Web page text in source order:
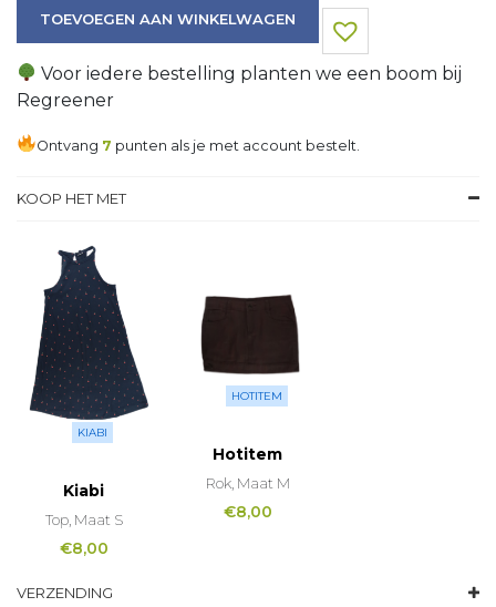
TOEVOEGEN AAN WINKELWAGEN
Voor iedere bestelling planten we een boom bij
Regreener
Ontvang 7 punten als je met account bestelt.
KOOP HET MET
KIABI
Kiabi
Top, Maat S
€8,00
HOTITEM
Hotitem
Rok, Maat M
€8,00
VERZENDING